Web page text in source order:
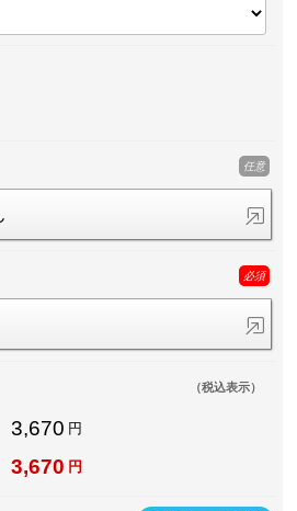
任意
必須
（税込表示）
3,670 円
3,670 円